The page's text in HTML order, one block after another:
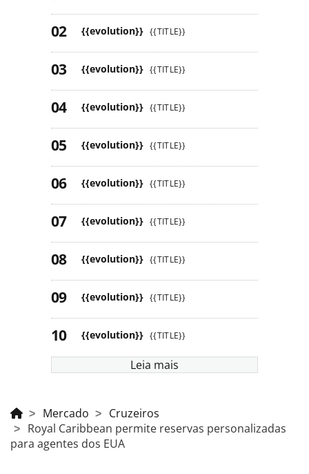
{{evolution}} {{TITLE}}
{{evolution}} {{TITLE}}
{{evolution}} {{TITLE}}
{{evolution}} {{TITLE}}
{{evolution}} {{TITLE}}
{{evolution}} {{TITLE}}
{{evolution}} {{TITLE}}
{{evolution}} {{TITLE}}
{{evolution}} {{TITLE}}
Leia mais
Mercado
Cruzeiros
Royal Caribbean permite reservas personalizadas
para agentes dos EUA